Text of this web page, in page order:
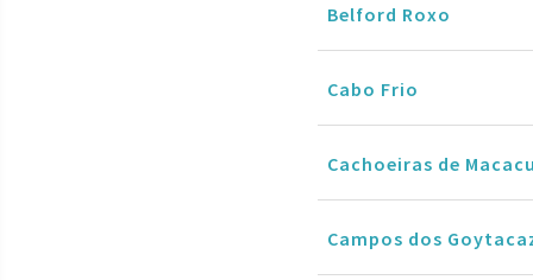
Belford Roxo
Cabo Frio
Cachoeiras de Macacu
Campos dos